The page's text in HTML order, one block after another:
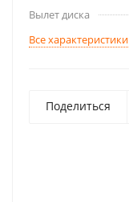
Вылет диска
Все характеристики
Поделиться